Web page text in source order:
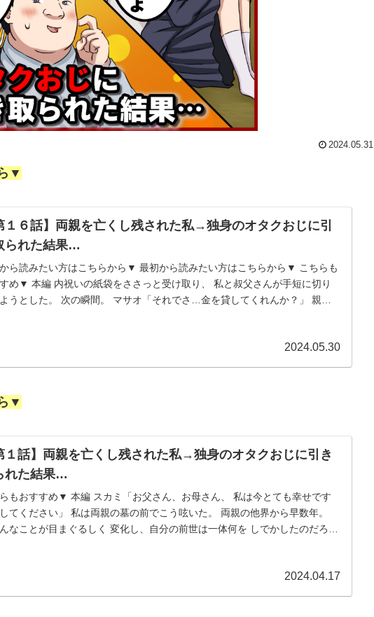
2024.05.31
▼
１６話】両親を亡くし残された私→独身のオタクおじに引
られた結果…
ら読みたい方はこちらから▼ 最初から読みたい方はこちらから▼ こちらも
め▼ 本編 内祝いの紙袋をささっと受け取り、 私と叔父さんが手短に切り
ようとした。 次の瞬間。 マサオ「それでさ…金を貸してくれんか？」 親戚
2024.05.30
▼
１話】両親を亡くし残された私→独身のオタクおじに引き
れた結果…
もおすすめ▼ 本編 スカミ「お父さん、お母さん、 私は今とても幸せです
てください」 私は両親の墓の前でこう呟いた。 両親の他界から早数年。
なことが目まぐるしく 変化し、自分の前世は一体何を しでかしたのだろう
2024.04.17